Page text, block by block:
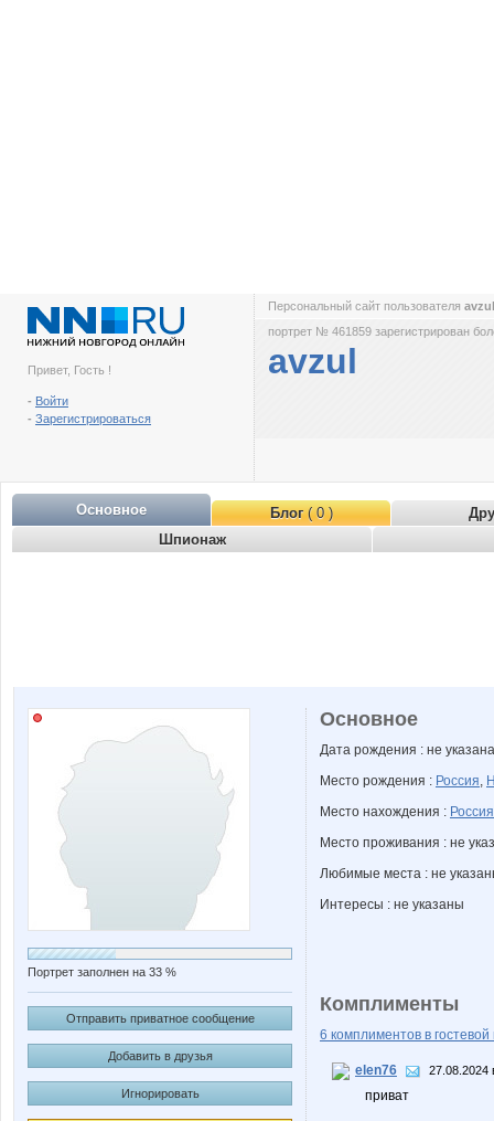
Привет, Гость !
- Войти
- Зарегистрироваться
Персональный сайт пользователя
портрет № 461859 зарегистрирован
avzul
Основное Блог( 0 )
Шпионаж
Портрет заполнен на 33 %
Отправить приватное сообщение
Добавить в друзья
Игнорировать
Основное
Дата рождения : не указана
Место рождения : Россия,
Место нахождения : Россия
Место проживания : не
Любимые места : не
Интересы : не указаны
Комплименты
6 комплиментов в гостевой
elen76 27.08.2024
приват